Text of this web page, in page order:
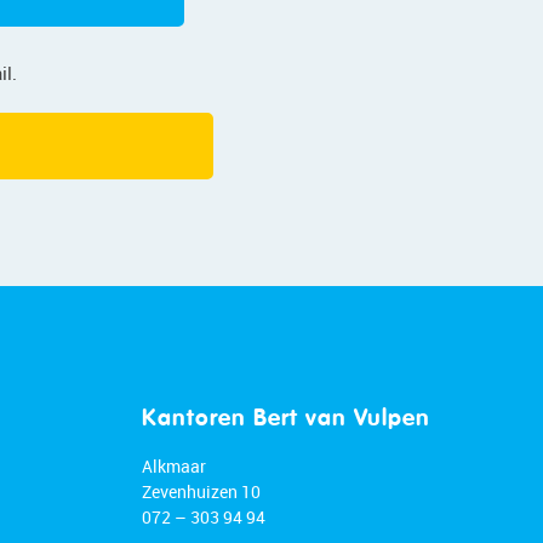
Kantoren Bert van Vulpen
Alkmaar
Zevenhuizen 10
072 – 303 94 94